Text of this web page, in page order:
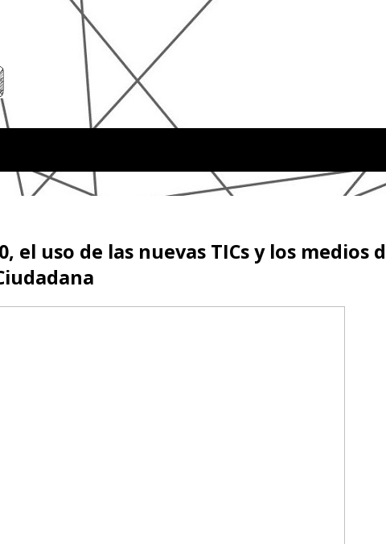
el uso de las nuevas TICs y los medios